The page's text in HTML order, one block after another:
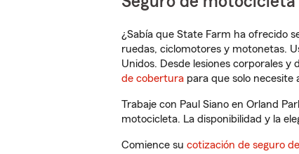
¿Sabía que State Farm ha ofrecido
ruedas, ciclomotores y motonetas.
Unidos. Desde lesiones corporales
de cobertura para que solo necesite
Trabaje con Paul Siano en Orland
motocicleta. La disponibilidad y la
Comience su cotización de seguro